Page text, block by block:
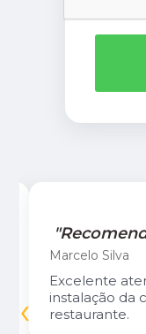
Marcelo Silva
Excelente
instalação da
restaurante.
‹